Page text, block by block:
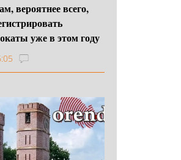
вероятнее всего,
уже в этом году